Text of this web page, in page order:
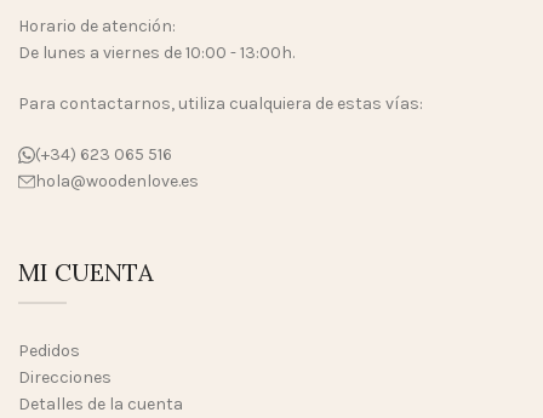
Horario de atención:
De lunes a viernes de 10:00 - 13:00h.
Para contactarnos, utiliza cualquiera de estas vías:
(+34) 623 065 516
hola@woodenlove.es
MI CUENTA
Pedidos
Direcciones
Detalles de la cuenta